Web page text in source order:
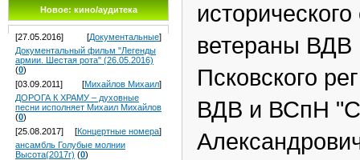
Новое: кино/аудитека
[27.05.2016] [Документальные]
Документальный фильм "Легенды
армии. Шестая рота" (26.05.2016)
(0)
[03.09.2011]
[Михайлов Михаил]
ДОРОГА К ХРАМУ – духовные
песни исполняет Михаил Михайлов
(0)
[25.08.2017]
[Концертные номера]
ансамбль Голубые молнии
Высота(2017г) (0)
ветераны ВДВ
Псковского
ВДВ и ВСпН